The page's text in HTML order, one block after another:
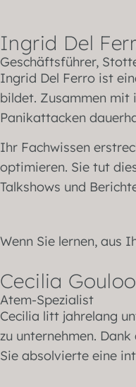
Ingrid Del
Geschäftsführer,
Ingrid Del Ferro ist
bildet. Zusammen mit
Panikattacken
Ihr Fachwissen
optimieren. Sie tut
Talkshows und
Wenn Sie lernen, aus
Cecilia
Atem-Spezialist
Cecilia litt jahrelang
zu unternehmen.
Sie absolvierte eine